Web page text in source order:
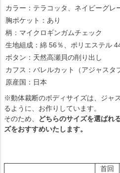
カラー：テラコッタ、ネイビーグレ
胸ポケット：あり
柄：マイクロギンガムチェック
生地組成：綿 56％、ポリエステル
ボタン：天然高瀬貝の削り出し
カフス：バレルカット（アジャスタ
原産国：日本
※動体裁断のボディサイズは、ジャ
るように、お作りしています。
そのため、
どちらのサイズを選ばれ
ズをおすすめいたします。
首回